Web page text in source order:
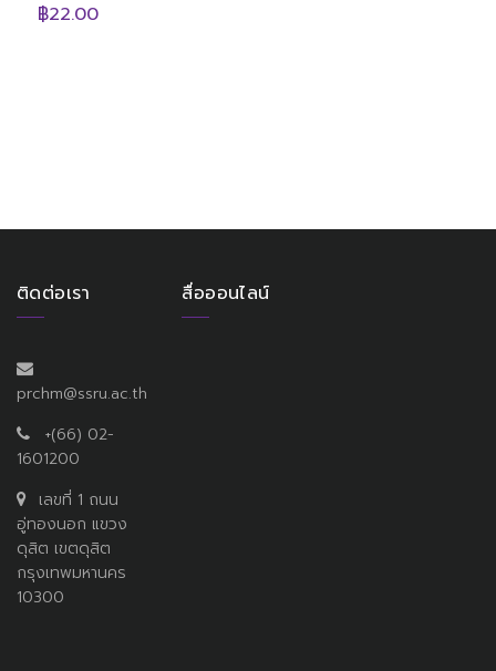
฿22.00
ติดต่อเรา
prchm@ssru.ac.th
+(66) 02-
1601200
เลขที่ 1 ถนน
อู่ทองนอก แขวง
ดุสิต เขตดุสิต
กรุงเทพมหานคร
10300
สื่อออนไลน์